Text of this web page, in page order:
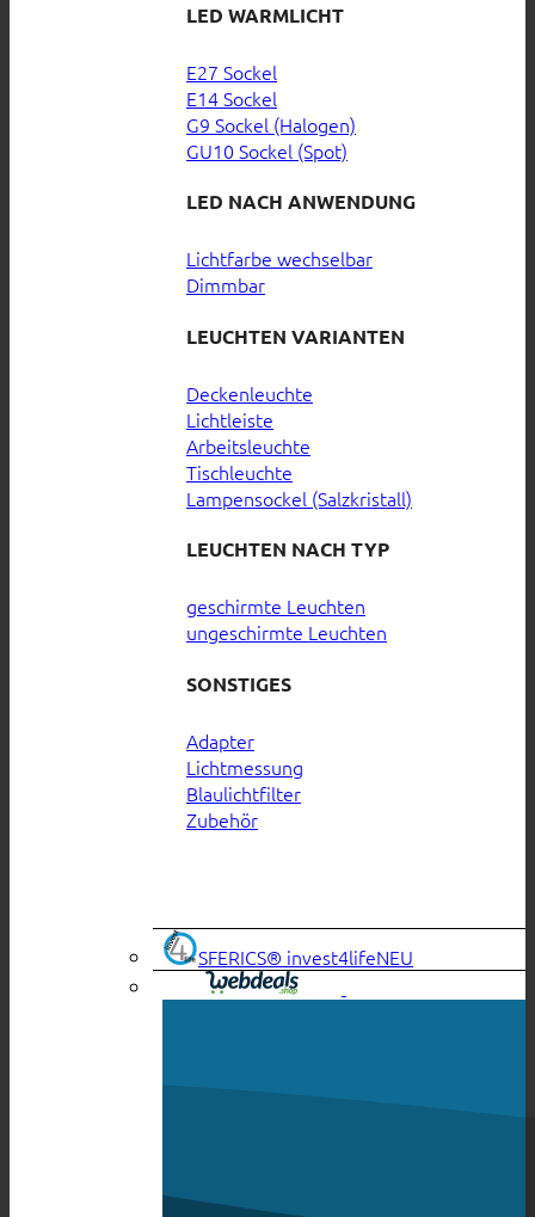
LED WARMLICHT
E27 Sockel
E14 Sockel
G9 Sockel (Halogen)
GU10 Sockel (Spot)
LED NACH ANWENDUNG
Lichtfarbe wechselbar
Dimmbar
LEUCHTEN VARIANTEN
Deckenleuchte
Lichtleiste
Arbeitsleuchte
Tischleuchte
Lampensockel (Salzkristall)
LEUCHTEN NACH TYP
geschirmte Leuchten
ungeschirmte Leuchten
SONSTIGES
Adapter
Lichtmessung
Blaulichtfilter
Zubehör
SFERICS® invest4life